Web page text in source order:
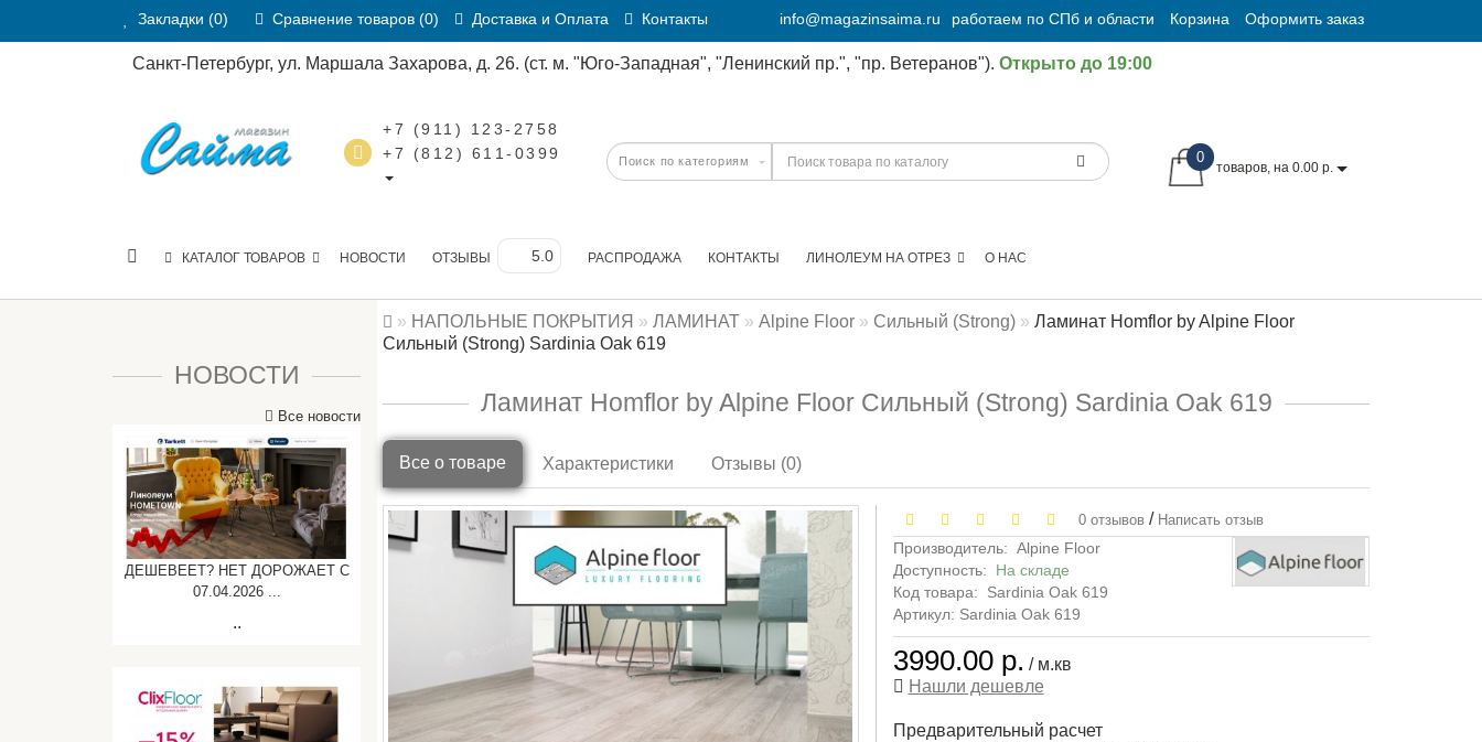
Закладки (0) Сравнение товаров (0) Доставка и Оплата Контакты info@magazinsaima.ru работаем по СПб и области Корзина Оформить заказ
Санкт-Петербург, ул. Маршала Захарова, д. 26. (ст. м. "Юго-Западная", "Ленинский пр.", "пр. Ветеранов"). Открыто до 19:00
+7 (911) 123-2758
+7 (812) 611-0399
0
товаров, на 0.00 р.
КАТАЛОГ ТОВАРОВ НОВОСТИ ОТЗЫВЫ РАСПРОДАЖА КОНТАКТЫ О НАС
ЛИНОЛЕУМ НА ОТРЕЗ
НОВОСТИ
Все новости
ДЕШЕВЕЕТ? НЕТ ДОРОЖАЕТ C
07.04.2026 ...
..
НАПОЛЬНЫЕ ПОКРЫТИЯ ЛАМИНАТ Alpine Floor Сильный (Strong)
Ламинат Homflor by Alpine Floor
Сильный (Strong) Sardinia Oak 619
Ламинат Homflor by Alpine Floor Сильный (Strong) Sardinia Oak 619
Все о товаре Характеристики Отзывы (0)
0 отзывов / Написать отзыв
Производитель: Alpine Floor
Доступность: На складе
Код товара:
Sardinia Oak 619
Артикул: Sardinia Oak 619
3990.00 р. / м.кв
Нашли дешевле
Предварительный расчет